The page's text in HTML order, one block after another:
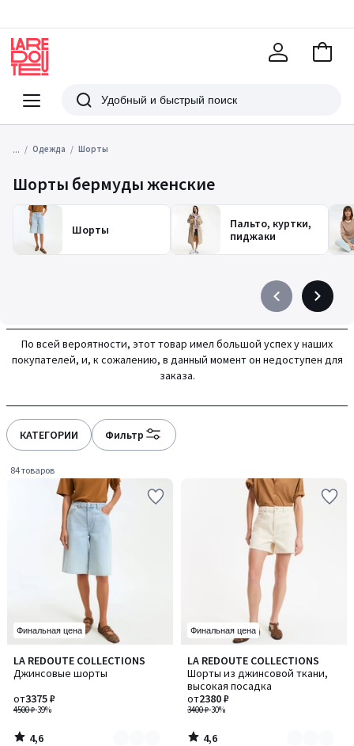
Меню
Redoute
Поиск
В
... Одежда Шорты
Шорты бермуды женские
Шорты
Пальто, куртки,
пиджаки
Précédent
à
gauche
Suivant
à
droite
По всей вероятности, этот товар имел большой успех у наших
покупателей, и, к сожалению, в данный момент он недоступен для
заказа.
КАТЕГОРИИ Фильтр
84 товаров
Финальная цена
LA REDOUTE COLLECTIONS
Джинсовые шорты
4500 ₽-39%
от3375 ₽
4,6
/ 5
Количество
цветов:
4,6
Финальная цена
LA REDOUTE COLLECTIONS
Шорты из джинсовой ткани,
высокая посадка
3400 ₽-30%
от2380 ₽
4,6
/ 5
Количество
цветов:
4
4,6